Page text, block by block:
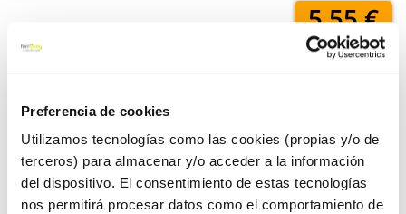
Preferencia de cookies
Utilizamos tecnologías como las cookies (propias y/o de
terceros) para almacenar y/o acceder a la información
del dispositivo. El consentimiento de estas tecnologías
nos permitirá procesar datos como el comportamiento de
5,55 €
Click&Collect - Recogida gratis
en nuestras tiendas
Envío a domicilio:
5 días hábiles